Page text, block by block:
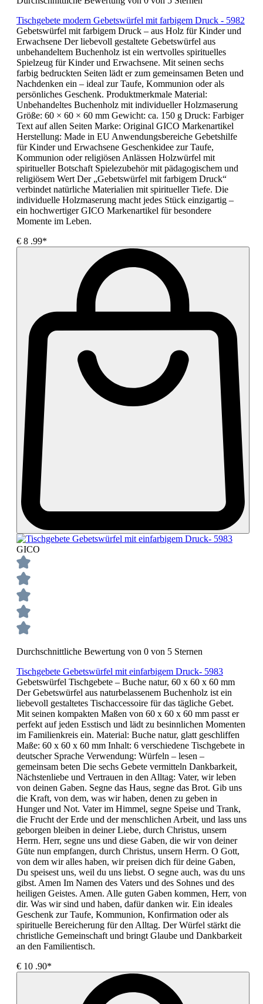
Tischgebete modern Gebetswürfel mit farbigem Druck - 5982
Gebetswürfel mit farbigem Druck – aus Holz für Kinder und
Erwachsene Der liebevoll gestaltete Gebetswürfel aus
unbehandeltem Buchenholz ist ein wertvolles spirituelles
Spielzeug für Kinder und Erwachsene. Mit seinen sechs
farbig bedruckten Seiten lädt er zum gemeinsamen Beten und
Nachdenken ein – ideal zur Taufe, Kommunion oder als
persönliches Geschenk. Produktmerkmale Material:
Unbehandeltes Buchenholz mit individueller Holzmaserung
Größe: 60 × 60 × 60 mm Gewicht: ca. 150 g Druck: Farbiger
Text auf allen Seiten Marke: Original GICO Markenartikel
Herstellung: Made in EU Anwendungsbereiche Gebetshilfe
für Kinder und Erwachsene Geschenkidee zur Taufe,
Kommunion oder religiösen Anlässen Holzwürfel mit
spiritueller Botschaft Spielezubehör mit pädagogischem und
religiösem Wert Der „Gebetswürfel mit farbigem Druck“
verbindet natürliche Materialien mit spiritueller Tiefe. Die
individuelle Holzmaserung macht jedes Stück einzigartig –
ein hochwertiger GICO Markenartikel für besondere
Momente im Leben.
€ 8 .99*
GICO
Durchschnittliche Bewertung von 0 von 5 Sternen
Tischgebete Gebetswürfel mit einfarbigem Druck- 5983
Gebetswürfel Tischgebete – Buche natur, 60 x 60 x 60 mm
Der Gebetswürfel aus naturbelassenem Buchenholz ist ein
liebevoll gestaltetes Tischaccessoire für das tägliche Gebet.
Mit seinen kompakten Maßen von 60 x 60 x 60 mm passt er
perfekt auf jeden Esstisch und lädt zu besinnlichen Momenten
im Familienkreis ein. Material: Buche natur, glatt geschliffen
Maße: 60 x 60 x 60 mm Inhalt: 6 verschiedene Tischgebete in
deutscher Sprache Verwendung: Würfeln – lesen –
gemeinsam beten Die sechs Gebete vermitteln Dankbarkeit,
Nächstenliebe und Vertrauen in den Alltag: Vater, wir leben
von deinen Gaben. Segne das Haus, segne das Brot. Gib uns
die Kraft, von dem, was wir haben, denen zu geben in
Hunger und Not. Vater im Himmel, segne Speise und Trank,
die Frucht der Erde und der menschlichen Arbeit, und lass uns
geborgen bleiben in deiner Liebe, durch Christus, unsern
Herrn. Herr, segne uns und diese Gaben, die wir von deiner
Güte nun empfangen, durch Christus, unsern Herrn. O Gott,
von dem wir alles haben, wir preisen dich für deine Gaben,
Du speisest uns, weil du uns liebst. O segne auch, was du uns
gibst. Amen Im Namen des Vaters und des Sohnes und des
heiligen Geistes. Amen. Alle guten Gaben kommen, Herr, von
dir. Was wir sind und haben, dafür danken wir. Ein ideales
Geschenk zur Taufe, Kommunion, Konfirmation oder als
spirituelle Bereicherung für den Alltag. Der Würfel stärkt die
christliche Gemeinschaft und bringt Glaube und Dankbarkeit
an den Familientisch.
€ 10 .90*